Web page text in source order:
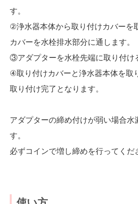
す。
②浄水器本体から取り付けカバーを
カバーを水栓排水部分に通します。
③アダプターを水栓先端に取り付け
④取り付けカバーと浄水器本体を取
取り付け完了となります。
アダプターの締め付けが弱い場合水
す。
必ずコインで増し締めを行ってくだ